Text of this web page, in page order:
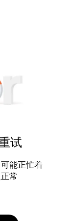
试
能正忙着
常